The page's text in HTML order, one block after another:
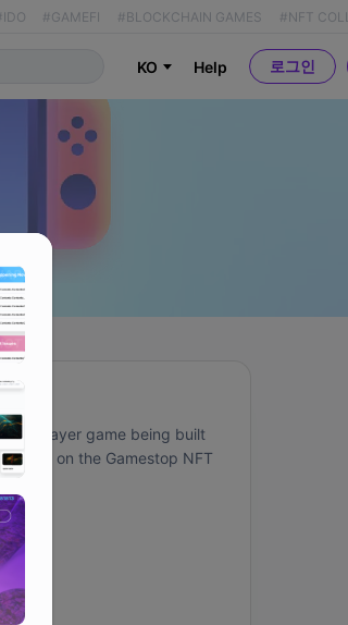
#GAMEFI #BLOCKCHAIN GAMES #NFT
KO Help 로그인
game being built
on the Gamestop NFT